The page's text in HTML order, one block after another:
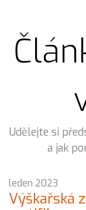
Udělejte si
a jak
leden 2023
Výškařská